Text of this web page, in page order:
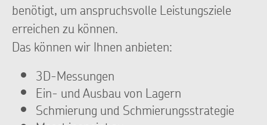
benötigt, um anspruchsvolle Leistungsziele
erreichen zu können.
Das können wir Ihnen anbieten:
3D-Messungen
Ein- und Ausbau von Lagern
Schmierung und Schmierungsstrategie